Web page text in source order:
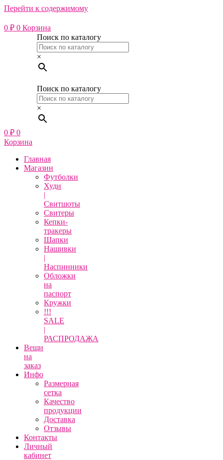
Перейти к содержимому
0 ₽ 0 Корзина
Поиск по каталогу
×
Поиск по каталогу
×
0 ₽ 0
Корзина
Главная
Магазин
Футболки
Худи
|
Свитшоты
Свитеры
Кепки-
тракеры
Шапки
Нашивки
|
Наспинники
Обложки
на
паспорт
Кружки
!!!
SALE
|
РАСПРОДАЖА
Вещи
на
заказ
Инфо
Размерная
сетка
Качество
продукции
Доставка
Отзывы
Контакты
Личный
кабинет